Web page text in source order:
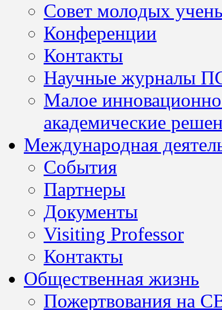
Совет молодых
Конференции
Контакты
Научные журналы
Малое
академические
Международная
События
Партнеры
Документы
Visiting Professor
Контакты
Общественная жизнь
Пожертвования на